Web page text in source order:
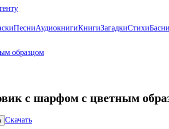
ПесниАудиокнигиКнигиЗагадкиСтихиБасни
образцом
с шарфом с цветным
Скачать